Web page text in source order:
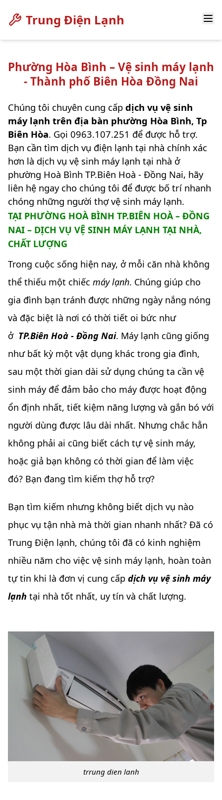
Trung Điện Lạnh
Phường Hòa Bình – Vệ sinh máy lạnh
- Thành phố Biên Hòa Đồng Nai
Chúng tôi chuyên cung cấp dịch vụ vệ sinh
máy lạnh trên địa bàn phường Hòa Bình, Tp
Biên Hòa. Gọi 0963.107.251 để được hỗ trợ.
Bạn cần tìm dịch vụ điện lạnh tại nhà chính xác
hơn là dịch vụ vệ sinh máy lạnh tại nhà ở
phường Hoà Bình TP.Biên Hoà - Đồng Nai, hãy
liên hệ ngay cho chúng tôi để được bố trí nhanh
chóng những người thợ vệ sinh máy lạnh.
TẠI PHƯỜNG HOÀ BÌNH TP.BIÊN HOÀ – ĐỒNG
NAI – DỊCH VỤ VỆ SINH MÁY LẠNH TẠI NHÀ,
CHẤT LƯỢNG
Trong cuộc sống hiện nay, ở mỗi căn nhà không
thể thiếu một chiếc máy lạnh. Chúng giúp cho
gia đình bạn tránh được những ngày nắng nóng
và đặc biệt là nơi có thời tiết oi bức như
ở TP.Biên Hoà - Đồng Nai. Máy lạnh cũng giống
như bất kỳ một vật dụng khác trong gia đình,
sau một thời gian dài sử dụng chúng ta cần vệ
sinh máy để đảm bảo cho máy được hoạt động
ổn định nhất, tiết kiệm năng lượng và gắn bó với
người dùng được lâu dài nhất. Nhưng chắc hẳn
không phải ai cũng biết cách tự vệ sinh máy,
hoặc giả bạn không có thời gian để làm việc
đó? Bạn đang tìm kiếm thợ hỗ trợ?
Bạn tìm kiếm nhưng không biết dịch vụ nào
phục vụ tận nhà mà thời gian nhanh nhất? Đã có
Trung Điện lạnh, chúng tôi đã có kinh nghiệm
nhiều năm cho việc vệ sinh máy lạnh, hoàn toàn
tự tin khi là đơn vị cung cấp dịch vụ vệ sinh máy
lạnh tại nhà tốt nhất, uy tín và chất lượng.
trrung dien lanh